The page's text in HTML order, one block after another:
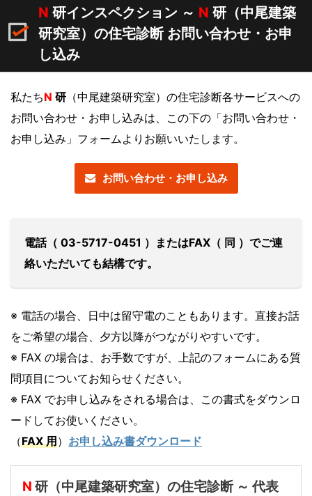
N 研インスペクション ～ N 研（中尾建築
研究室）の住宅診断 お問い合わせ・お申
し込み
私たちN 研 （中尾建築研究室）の住宅診断各サービスへの
お問い合わせ・お申し込みは、この下の「お問い合わせ・
お申し込み」フォームよりお願いいたします。
お問い合わせ・お申し込み
電話（ 03-5717-0451 ）またはFAX（ 同 ）でご連
絡いただいても結構です。
※ 電話の場合、日中は留守電のこともあります。直接お話
をご希望の場合、夕方以降がつながりやすいです。
※ FAX の場合は、お手数ですが、上記のフォームにある質
問項目についてお知らせください。
※ FAX でお申し込みをされる場合は、この書式をダウンロ
ードしてお使いください。
（FAX 用） お申し込み書ダウンロード
N 研（中尾建築研究室）の住宅診断 ～ 代表